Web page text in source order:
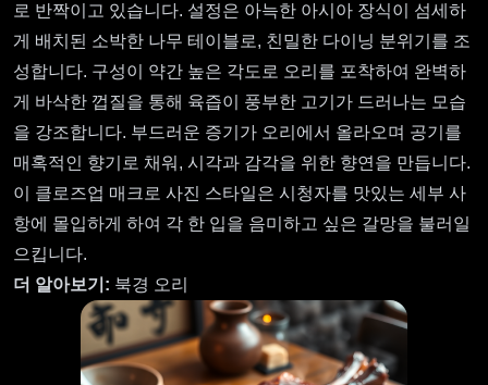
로 반짝이고 있습니다. 설정은 아늑한 아시아 장식이 섬세하
게 배치된 소박한 나무 테이블로, 친밀한 다이닝 분위기를 조
성합니다. 구성이 약간 높은 각도로 오리를 포착하여 완벽하
게 바삭한 껍질을 통해 육즙이 풍부한 고기가 드러나는 모습
을 강조합니다. 부드러운 증기가 오리에서 올라오며 공기를
매혹적인 향기로 채워, 시각과 감각을 위한 향연을 만듭니다.
이 클로즈업 매크로 사진 스타일은 시청자를 맛있는 세부 사
항에 몰입하게 하여 각 한 입을 음미하고 싶은 갈망을 불러일
으킵니다.
더 알아보기: 북경 오리